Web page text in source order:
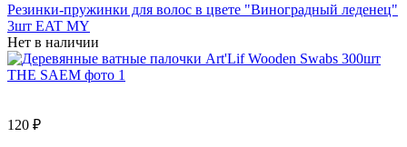
Резинки-пружинки для волос в цвете "Виноградный леденец"
3шт EAT MY
Нет в наличии
120 ₽